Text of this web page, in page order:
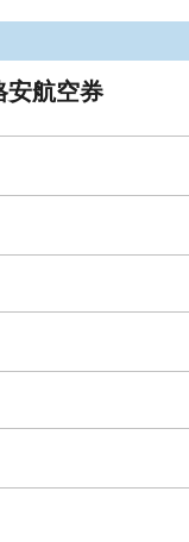
安航空券